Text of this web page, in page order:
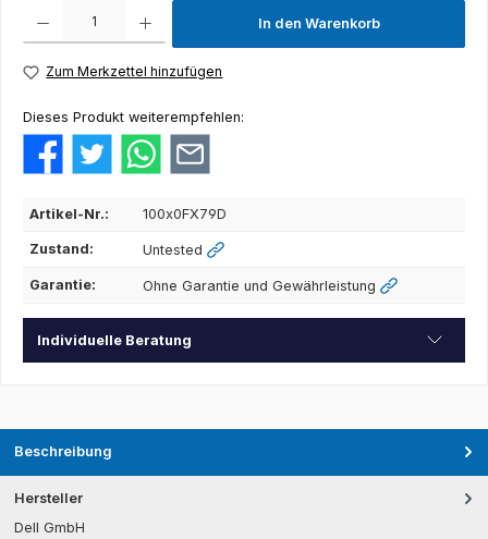
In den Warenkorb
Zum Merkzettel hinzufügen
Dieses Produkt weiterempfehlen:
Artikel-Nr.: 100x0FX79D
Zustand: Untested
Garantie: Ohne Garantie und Gewährleistung
Individuelle Beratung
Beschreibung
Hersteller
Dell GmbH